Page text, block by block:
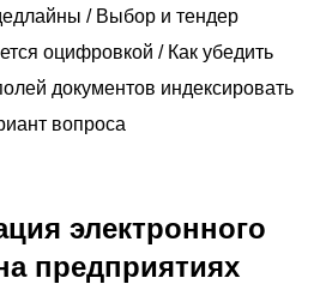
услугу
/ Выбор и тендер
оцифровкой / Как убедить
документов индексировать
вопроса
электронного
предприятиях